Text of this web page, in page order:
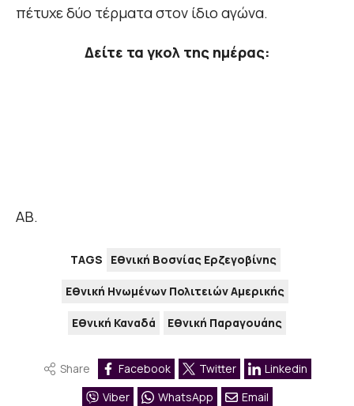
πέτυχε δύο τέρματα στον ίδιο αγώνα.
Δείτε τα γκολ της ημέρας:
ΑΒ.
TAGS Εθνική Βοσνίας Ερζεγοβίνης
Εθνική Ηνωμένων Πολιτειών Αμερικής
Εθνική Καναδά Εθνική Παραγουάης
Share Facebook Twitter
Linkedin
Viber
WhatsApp Email